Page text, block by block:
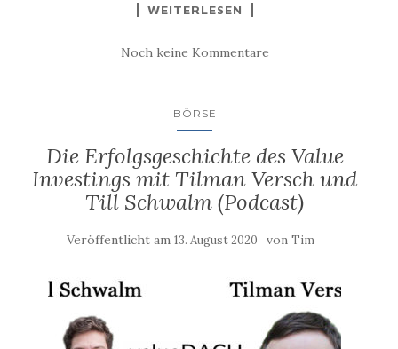
WEITERLESEN
Noch keine Kommentare
BÖRSE
Die Erfolgsgeschichte des Value
Investings mit Tilman Versch und
Till Schwalm (Podcast)
Veröffentlicht am 13. August 2020 von Tim